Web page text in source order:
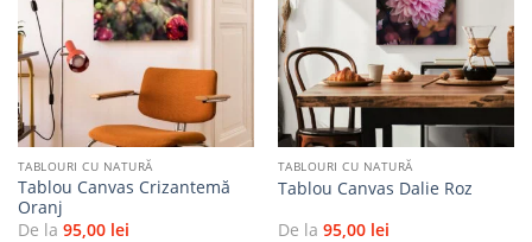
la
favorite
TABLOURI CU NATURĂ
Tablou Canvas Crizantemă
Oranj
De la 95,00 lei
Adaugă
la
favorite
TABLOURI CU NATURĂ
Tablou Canvas Dalie Roz
De la 95,00 lei